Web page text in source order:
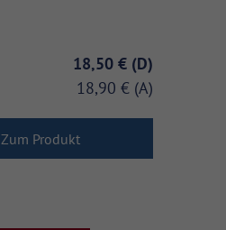
18,50 €
18,90 €
Zum Produkt